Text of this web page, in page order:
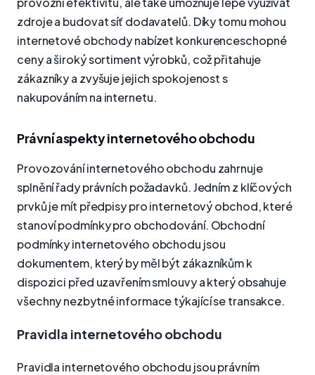
zdroje a budovat síť dodavatelů. Díky tomu mohou
internetové obchody nabízet konkurenceschopné
ceny a široký sortiment výrobků, což přitahuje
zákazníky a zvyšuje jejich spokojenost s
nakupováním na internetu.
Právní aspekty internetového obchodu
Provozování internetového obchodu zahrnuje
splnění řady právních požadavků. Jedním z klíčových
prvků je mít předpisy pro internetový obchod, které
stanoví podmínky pro obchodování. Obchodní
podmínky internetového obchodu jsou
dokumentem, který by měl být zákazníkům k
dispozici před uzavřením smlouvy a který obsahuje
všechny nezbytné informace týkající se transakce.
Pravidla internetového obchodu
Pravidla internetového obchodu jsou právním